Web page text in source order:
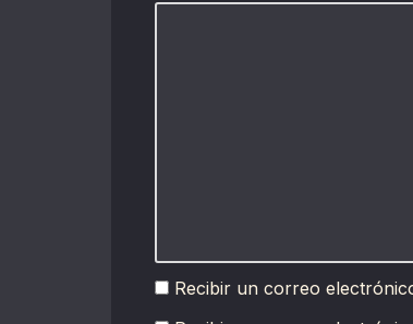
Recibir un correo